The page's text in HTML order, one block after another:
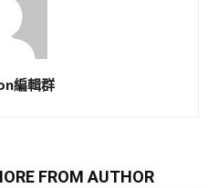
編輯群
FROM AUTHOR